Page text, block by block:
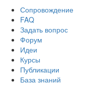
Сопровождение
FAQ
Задать вопрос
Форум
Идеи
Курсы
Публикации
База знаний